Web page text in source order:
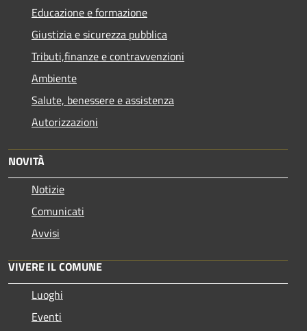
Educazione e formazione
Giustizia e sicurezza pubblica
Tributi,finanze e contravvenzioni
Ambiente
Salute, benessere e assistenza
Autorizzazioni
NOVITÀ
Notizie
Comunicati
Avvisi
VIVERE IL COMUNE
Luoghi
Eventi